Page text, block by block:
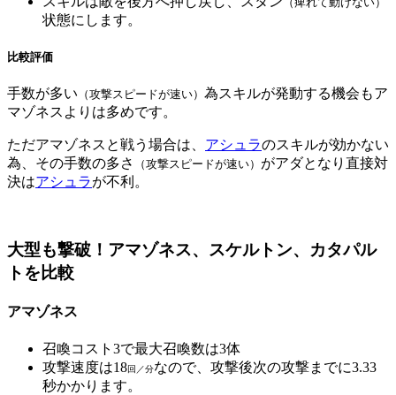
状態にします。
比較評価
手数が多い （攻撃スピードが速い） 為スキルが発動する機会もア
マゾネスよりは多めです。
ただアマゾネスと戦う場合は、 アシュラのスキルが効かない
為、その手数の多さ
（攻撃スピードが速い） がアダとなり直接対
決はアシュラが不利。
大型も撃破！アマゾネス、スケルトン、カタパル
トを比較
アマゾネス
召喚コスト3で最大召喚数は3体
攻撃速度は18回／分なので、攻撃後次の攻撃までに3.33
秒かかります。